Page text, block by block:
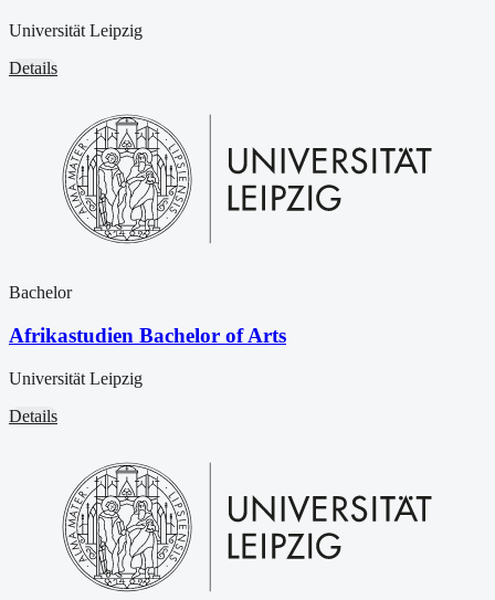
Universität Leipzig
Details
Bachelor
Afrikastudien Bachelor of Arts
Universität Leipzig
Details